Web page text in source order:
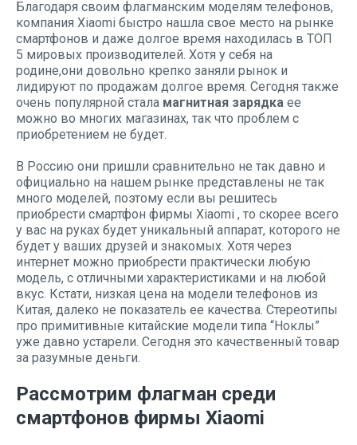
Благодаря своим флагманским моделям телефонов,
компания Xiaomi быстро нашла свое место на рынке
смартфонов и даже долгое время находилась в ТОП
5 мировых производителей. Хотя у себя на
родине,они довольно крепко заняли рынок и
лидируют по продажам долгое время. Сегодня также
очень популярной стала магнитная зарядка ее
можно во многих магазинах, так что проблем с
приобретением не будет.
В Россию они пришли сравнительно не так давно и
официально на нашем рынке представлены не так
много моделей, поэтому если вы решитесь
приобрести смартфон фирмы Xiaomi , то скорее всего
у вас на руках будет уникальный аппарат, которого не
будет у ваших друзей и знакомых. Хотя через
интернет можно приобрести практически любую
модель, с отличными характеристиками и на любой
вкус. Кстати, низкая цена на модели телефонов из
Китая, далеко не показатель ее качества. Стереотипы
про примитивные китайские модели типа “Ноклы”
уже давно устарели. Сегодня это качественный товар
за разумные деньги.
Рассмотрим флагман среди
смартфонов фирмы Xiaomi